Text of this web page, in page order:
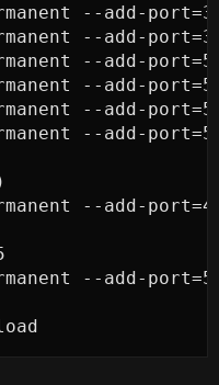
--add-
--add-
--add-
--add-
--add-
--add-
--add-
--add-